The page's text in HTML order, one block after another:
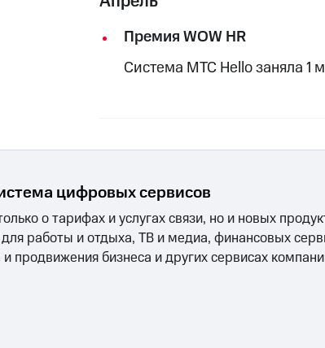
Премия WOW HR
Система МТС Hello заняла 1
цифровых сервисов
о тарифах и услугах связи, но и новых
работы и отдыха, ТВ и медиа, финансовых
и продвижения бизнеса и других сервисах